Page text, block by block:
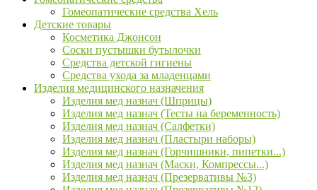
Гомеопатические средства Хель
Детские товары
Косметика Джонсон
Соски пустышки бутылочки
Средства детской гигиены
Средства ухода за младенцами
Изделия медицинского назначения
Изделия мед назнач (Шприцы)
Изделия мед назнач (Тесты на беременность)
Изделия мед назнач (Салфетки)
Изделия мед назнач (Пластыри наборы)
Изделия мед назнач (Горчишники, пипетки...)
Изделия мед назнач (Маски, Компрессы...)
Изделия мед назнач (Презервативы №3)